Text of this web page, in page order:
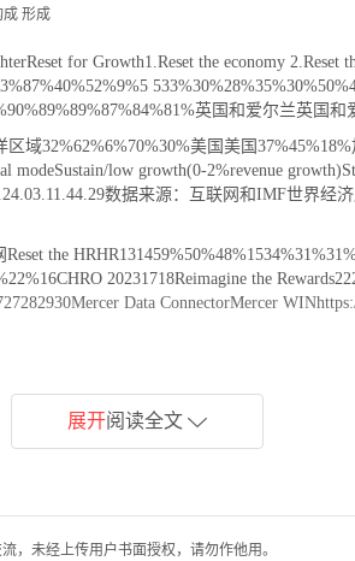
成 形成
for Growth1.Reset the economy 2.Reset
英国和爱尔兰英国
域32%62%6%70%30%美国美国
modeSustain/low growth(0-2%revenue
数据来源：互联网和IMF世界经
the
20231718Reimagine the
Data ConnectorMercer
next China is ChinaJoe NgaiChairman
展开阅读全文
，未经上传用户书面授权，请勿作他用。